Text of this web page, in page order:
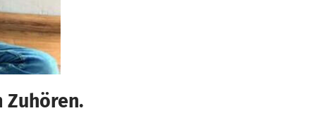
Zuhören.